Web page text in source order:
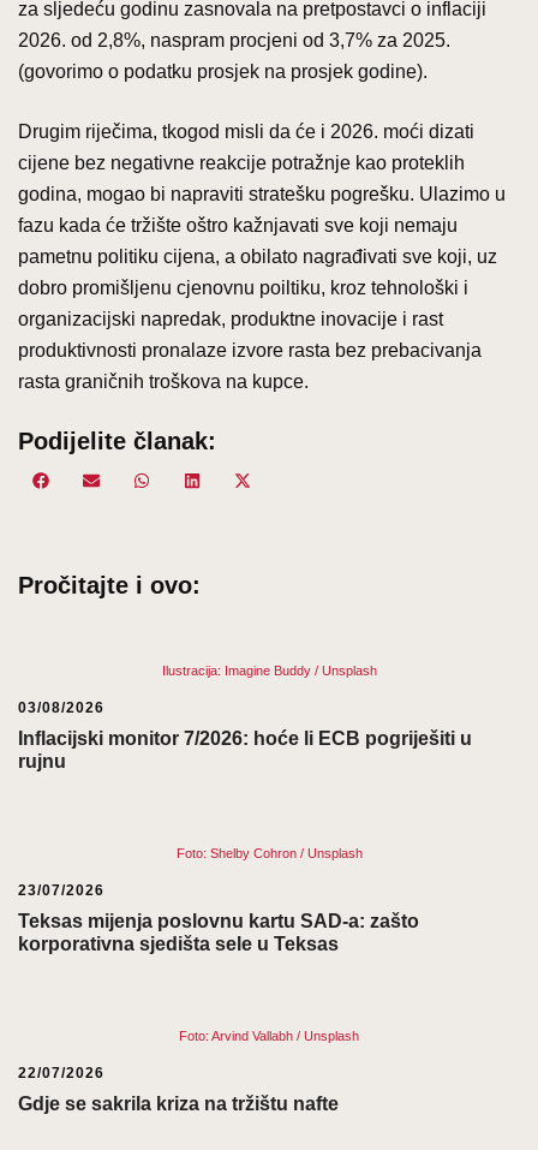
za sljedeću godinu zasnovala na pretpostavci o inflaciji
2026. od 2,8%, naspram procjeni od 3,7% za 2025.
(govorimo o podatku prosjek na prosjek godine).
Drugim riječima, tkogod misli da će i 2026. moći dizati
cijene bez negativne reakcije potražnje kao proteklih
godina, mogao bi napraviti stratešku pogrešku. Ulazimo u
fazu kada će tržište oštro kažnjavati sve koji nemaju
pametnu politiku cijena, a obilato nagrađivati sve koji, uz
dobro promišljenu cjenovnu poiltiku, kroz tehnološki i
organizacijski napredak, produktne inovacije i rast
produktivnosti pronalaze izvore rasta bez prebacivanja
rasta graničnih troškova na kupce.
Podijelite članak:
Share
FacebookShare
Email
Share
WhatsAppShare
LinkedIn
Pročitajte i ovo:
Ilustracija: Imagine Buddy / Unsplash
03/08/2026
Inflacijski monitor 7/2026: hoće li ECB pogriješiti u
rujnu
Foto: Shelby Cohron / Unsplash
23/07/2026
Teksas mijenja poslovnu kartu SAD-a: zašto
korporativna sjedišta sele u Teksas
Foto: Arvind Vallabh / Unsplash
22/07/2026
Gdje se sakrila kriza na tržištu nafte